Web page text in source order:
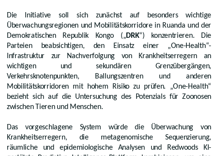
Die Initiative soll sich zunächst auf besonders wichtige
Überwachungsregionen und Mobilitätskorridore in Ruanda und der
Demokratischen Republik Kongo („DRK“) konzentrieren. Die
Parteien beabsichtigen, den Einsatz einer „One-Health“-
Infrastruktur zur Nachverfolgung von Krankheitserregern an
wichtigen und sekundären Grenzübergängen,
Verkehrsknotenpunkten, Ballungszentren und anderen
Mobilitätskorridoren mit hohem Risiko zu prüfen. „One-Health“
bezieht sich auf die Untersuchung des Potenzials für Zoonosen
zwischen Tieren und Menschen.
Das vorgeschlagene System würde die Überwachung von
Krankheitserregern, die metagenomische Sequenzierung,
räumliche und epidemiologische Analysen und Redwoods KI-